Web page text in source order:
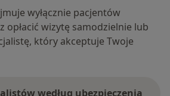
wyłącznie pacjentów
opłacić wizytę samodzielnie lub
który akceptuje Twoje
według ubezpieczenia